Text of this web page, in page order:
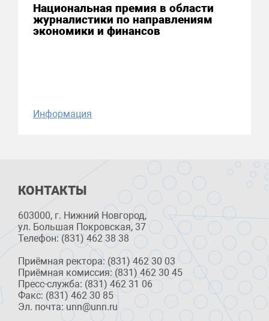
Национальная премия в области
журналистики по направлениям
экономики и финансов
Информация
КОНТАКТЫ
603000, г. Нижний Новгород,
ул. Большая Покровская, 37
Телефон: (831) 462 38 38
Приёмная ректора: (831) 462 30 03
Приёмная комиссия: (831) 462 30 45
Пресс-служба: (831) 462 31 06
Факс: (831) 462 30 85
Эл. почта: unn@unn.ru